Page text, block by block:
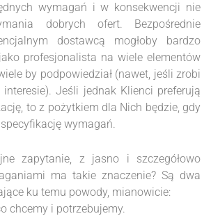
wymagań i w konsekwencji nie
dobrych ofert. Bezpośrednie
dostawcą mogłoby bardzo
profesjonalista na wiele elementów
by podpowiedział (nawet, jeśli zrobi
Jeśli jednak Klienci preferują
to z pożytkiem dla Nich będzie, gdy
wymagań.
zapytanie, z jasno i szczegółowo
ma takie znaczenie? Są dwa
ku temu powody, mianowicie:
chcemy i potrzebujemy.